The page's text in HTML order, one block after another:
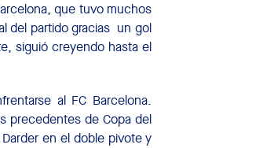
que tuvo muchos
del partido gracias un gol
siguió creyendo hasta el
al FC Barcelona.
precedentes de Copa del
en el doble pivote y